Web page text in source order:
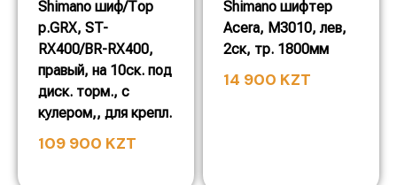
Shimano шиф/Тор
р.GRX, ST-
RX400/BR-RX400,
правый, на 10ск. под
диск. торм., c
кулером,, для крепл.
109 900 KZT
Shimano шифтер
Acera, M3010, лев,
2ск, тр. 1800мм
14 900 KZT